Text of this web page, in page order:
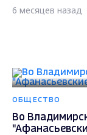
6 месяцев назад
ОБЩЕСТВО
Во